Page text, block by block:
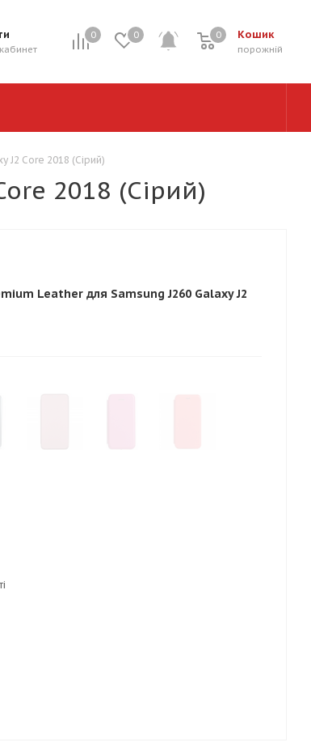
0 0 Кошик
0
порожній
0
J2 Core 2018 (Сірий)
2018 (Сірий)
Leather для Samsung J260 Galaxy J2